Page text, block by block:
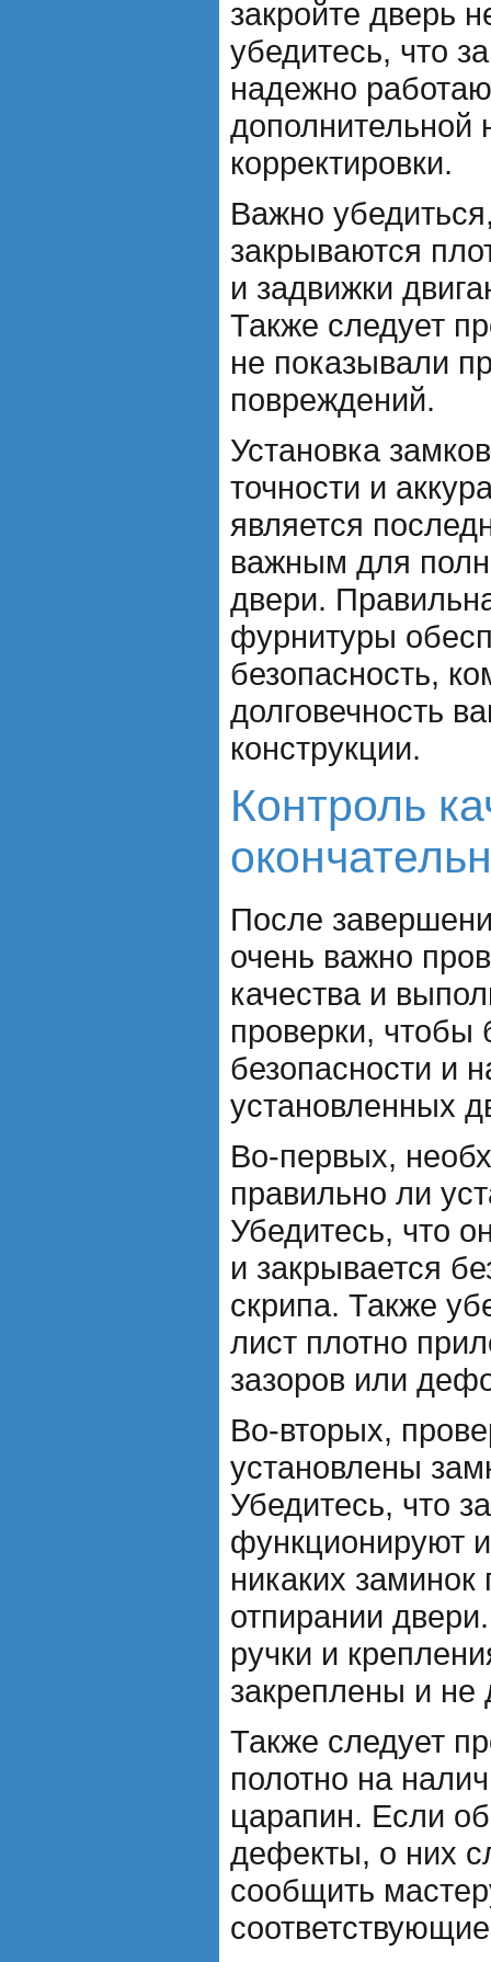
закройте дверь
убедитесь, что
надежно
дополнительной
корректировки.
Важно
закрываются
и задвижки
Также следует
не показывали
повреждений.
Установка
точности и
является
важным для
двери.
фурнитуры
безопасность,
долговечность
конструкции.
Контроль
После
очень важно
качества и
проверки,
безопасности и
установленных
Во-первых,
правильно ли
Убедитесь, что
и закрывается
скрипа. Также
лист плотно
зазоров или
Во-вторых,
установлены
Убедитесь, что
функционируют
никаких
отпирании
ручки и
закреплены и не
Также следует
полотно на
царапин. Если
дефекты, о них
сообщить